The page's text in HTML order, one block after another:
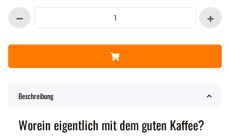
Beschreibung
Worein eigentlich mit dem guten Kaffee?